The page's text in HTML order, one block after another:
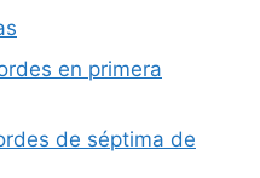
en primera
de séptima de